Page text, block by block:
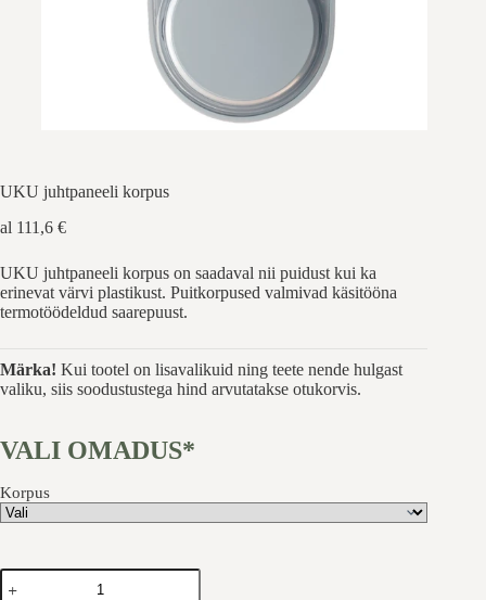
UKU juhtpaneeli korpus
al 111,6 €
UKU juhtpaneeli korpus on saadaval nii puidust kui ka
erinevat värvi plastikust. Puitkorpused valmivad käsitööna
termotöödeldud saarepuust.
Märka! Kui tootel on lisavalikuid ning teete nende hulgast
valiku, siis soodustustega hind arvutatakse otukorvis.
VALI OMADUS*
Korpus
UKU
juhtpaneeli